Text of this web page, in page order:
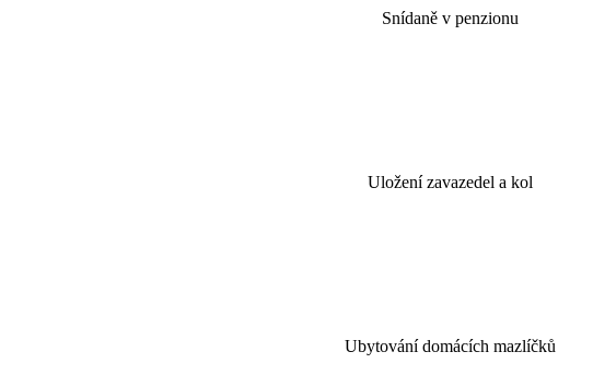
Snídaně v penzionu
Uložení zavazedel a kol
Ubytování domácích mazlíčků